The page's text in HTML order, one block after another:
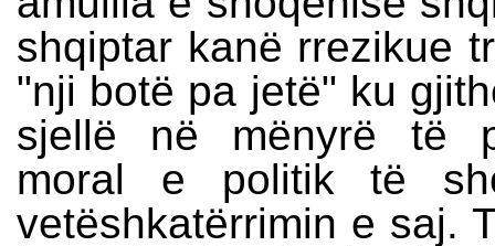
shqiptar kanë rrezikue
"nji botë pa jetë" ku
sjellë në mënyrë të
moral e politik të
vetëshkatërrimin e saj.